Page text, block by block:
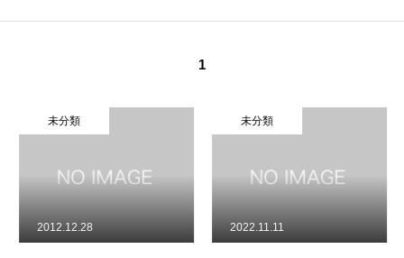
1
未分類
2012.12.28
未分類
2022.11.11